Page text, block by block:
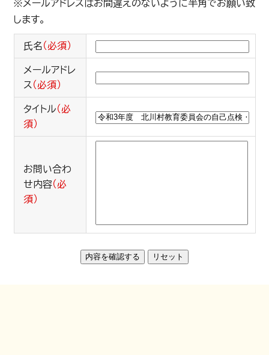
※メールアドレスはお間違えのないように半角でお願い致
します。
氏名（必須）
メールアドレ
ス（必須）
タイトル（必
須）
お問い合わ
せ内容（必
須）